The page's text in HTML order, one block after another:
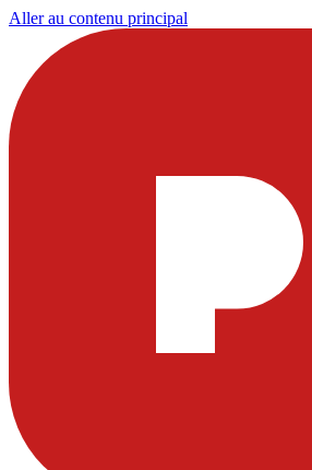
Aller au contenu principal